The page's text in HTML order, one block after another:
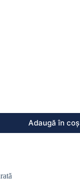
Adaugă în coș